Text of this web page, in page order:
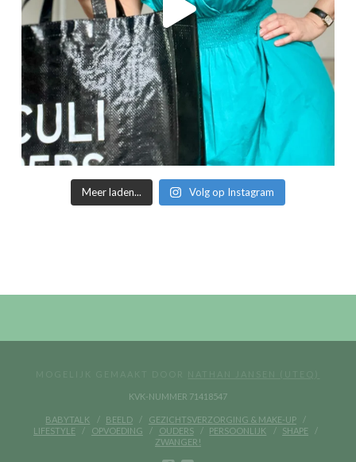
Meer laden... Volg op Instagram
KVK-NUMMER 71418547
BABYTALK BEELD
GEZICHTSVERZORGING & MAKE-UP
LIFESTYLE
OPVOEDING OUDERS PERSOONLIJK
SHAPE
ZWANGER!